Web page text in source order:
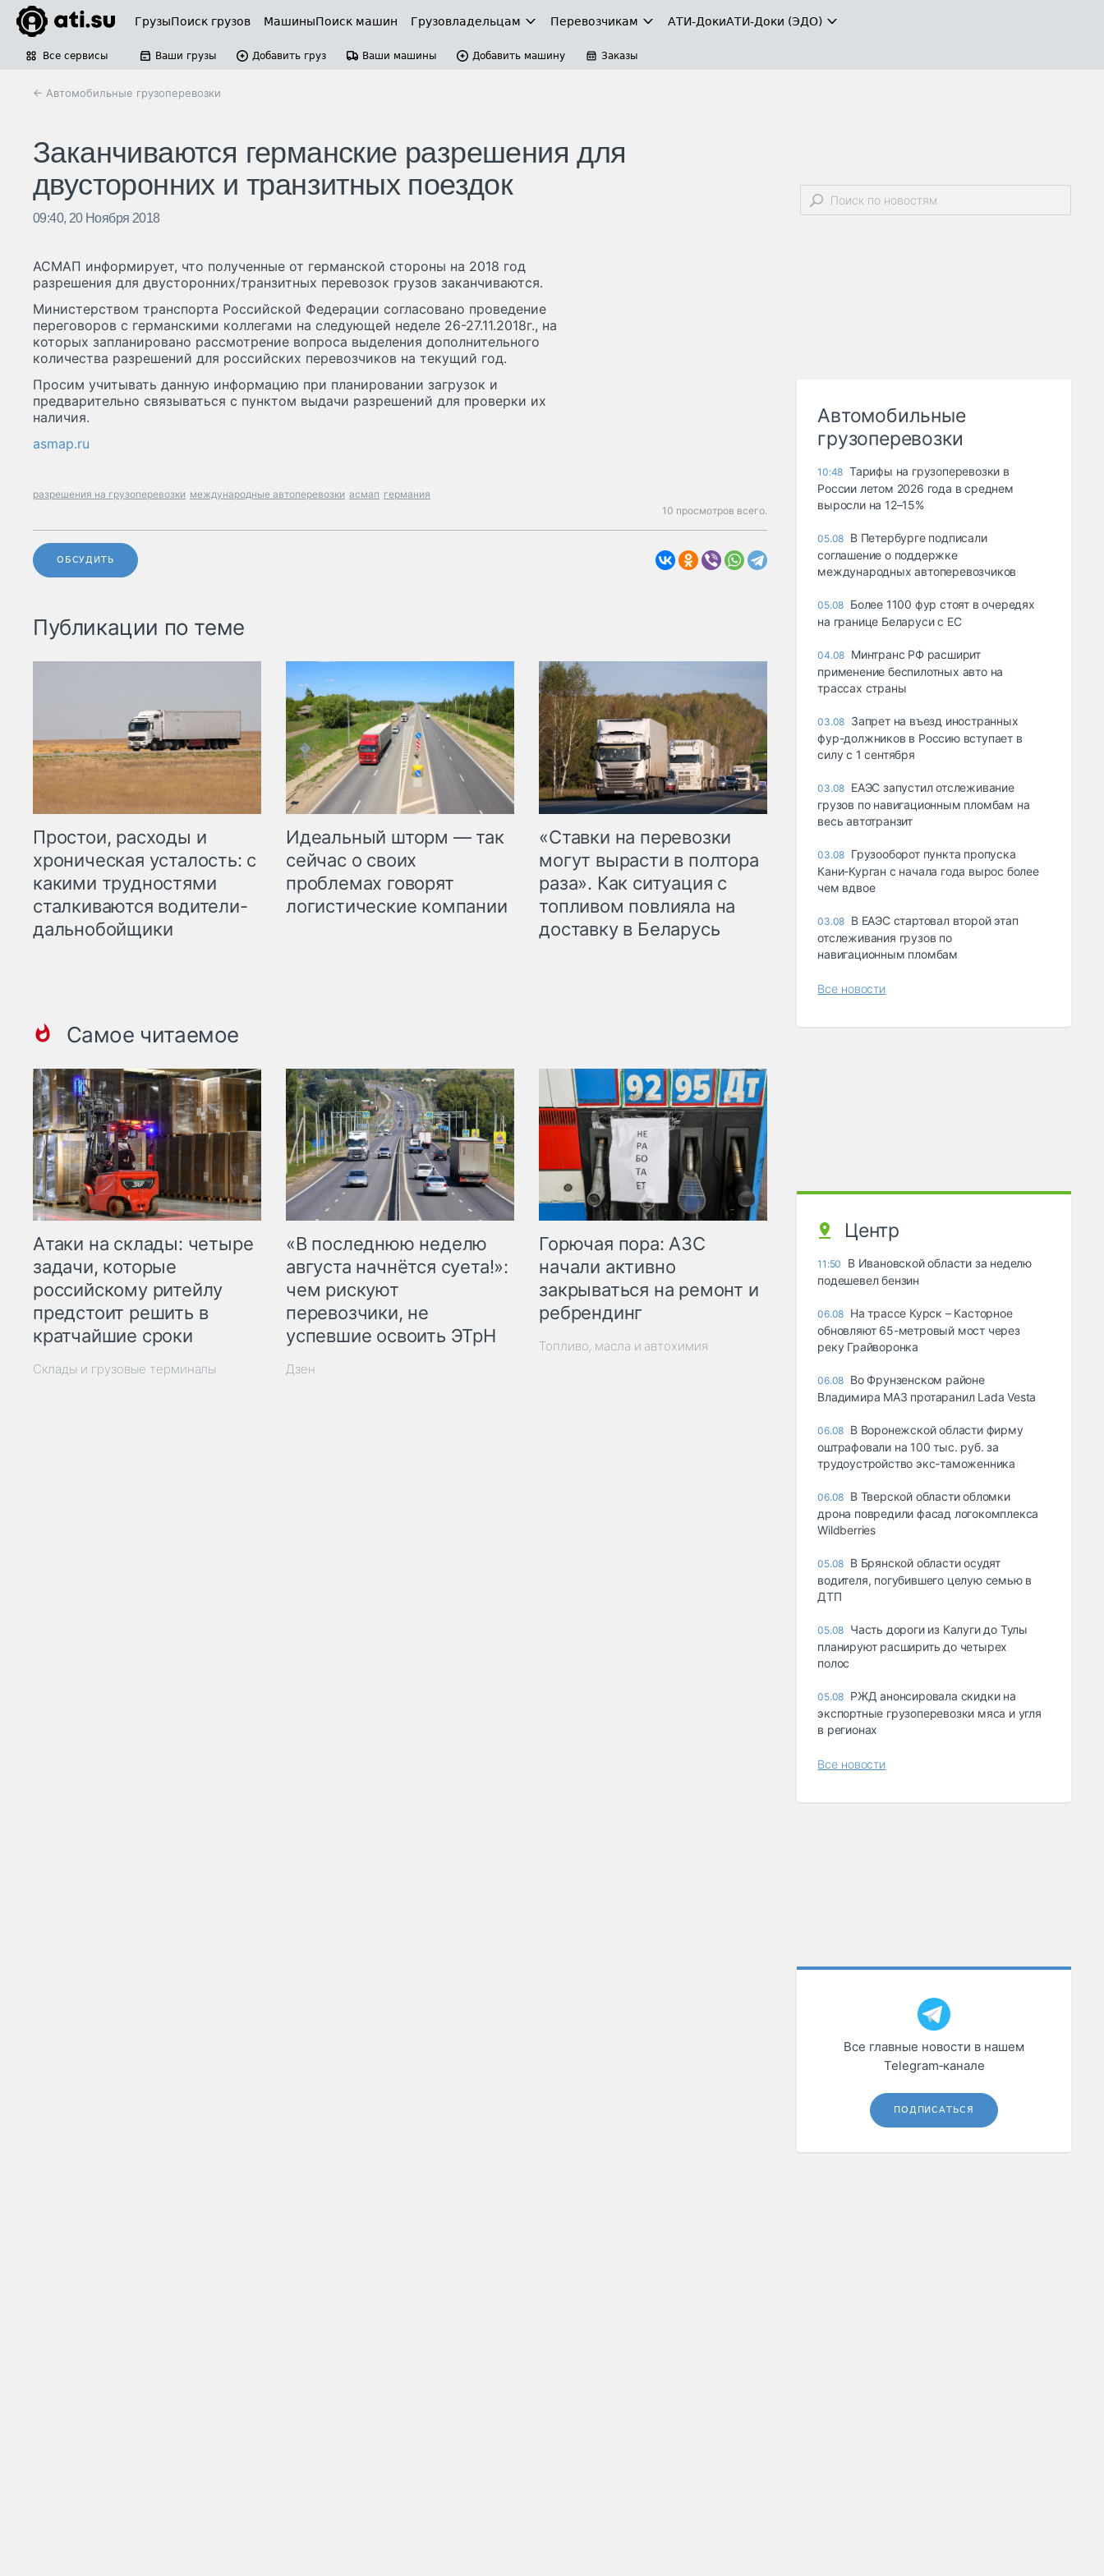
ГрузыПоиск грузов МашиныПоиск машин Грузовладельцам Перевозчикам АТИ-ДокиАТИ-Доки (ЭДО)
Все сервисы Ваши грузы Добавить груз Ваши машины Добавить машину Заказы
← Автомобильные грузоперевозки
Заканчиваются германские разрешения для
двусторонних и транзитных поездок
09:40, 20 Ноября 2018
АСМАП информирует, что полученные от германской стороны на 2018 год
разрешения для двусторонних/транзитных перевозок грузов заканчиваются.
Министерством транспорта Российской Федерации согласовано проведение
переговоров с германскими коллегами на следующей неделе 26-27.11.2018г., на
которых запланировано рассмотрение вопроса выделения дополнительного
количества разрешений для российских перевозчиков на текущий год.
Просим учитывать данную информацию при планировании загрузок и
предварительно связываться с пунктом выдачи разрешений для проверки их
наличия.
asmap.ru
разрешения на грузоперевозки международные автоперевозки асмап германия
10 просмотров всего.
ОБСУДИТЬ
Публикации по теме
Простои, расходы и
хроническая усталость: с
какими трудностями
сталкиваются водители-
дальнобойщики
Идеальный шторм — так
сейчас о своих
проблемах говорят
логистические компании
«Ставки на перевозки
могут вырасти в полтора
раза». Как ситуация с
топливом повлияла на
доставку в Беларусь
Самое читаемое
Атаки на склады: четыре
задачи, которые
российскому ритейлу
предстоит решить в
кратчайшие сроки
Склады и грузовые терминалы
«В последнюю неделю
августа начнётся суета!»:
чем рискуют
перевозчики, не
успевшие освоить ЭТрН
Дзен
Горючая пора: АЗС
начали активно
закрываться на ремонт и
ребрендинг
Топливо, масла и автохимия
Автомобильные
грузоперевозки
10:48 Тарифы на грузоперевозки в
России летом 2026 года в среднем
выросли на 12–15%
05.08 В Петербурге подписали
соглашение о поддержке
международных автоперевозчиков
05.08 Более 1100 фур стоят в очередях
на границе Беларуси с ЕС
04.08 Минтранс РФ расширит
применение беспилотных авто на
трассах страны
03.08 Запрет на въезд иностранных
фур-должников в Россию вступает в
силу с 1 сентября
03.08 ЕАЭС запустил отслеживание
грузов по навигационным пломбам на
весь автотранзит
03.08 Грузооборот пункта пропуска
Кани-Курган с начала года вырос более
чем вдвое
03.08 В ЕАЭС стартовал второй этап
отслеживания грузов по
навигационным пломбам
Все новости
Центр
11:50
В Ивановской области за неделю
подешевел бензин
06.08 На трассе Курск – Касторное
обновляют 65-метровый мост через
реку Грайворонка
06.08 Во Фрунзенском районе
Владимира МАЗ протаранил Lada Vesta
06.08 В Воронежской области фирму
оштрафовали на 100 тыс. руб. за
трудоустройство экс-таможенника
06.08 В Тверской области обломки
дрона повредили фасад логокомплекса
Wildberries
05.08 В Брянской области осудят
водителя, погубившего целую семью в
ДТП
05.08 Часть дороги из Калуги до Тулы
планируют расширить до четырех
полос
05.08 РЖД анонсировала скидки на
экспортные грузоперевозки мяса и угля
в регионах
Все новости
Все главные новости в нашем
Telegram‑канале
ПОДПИСАТЬСЯ